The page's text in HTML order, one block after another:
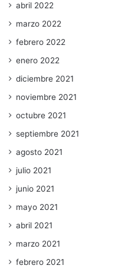
abril 2022
marzo 2022
febrero 2022
enero 2022
diciembre 2021
noviembre 2021
octubre 2021
septiembre 2021
agosto 2021
julio 2021
junio 2021
mayo 2021
abril 2021
marzo 2021
febrero 2021